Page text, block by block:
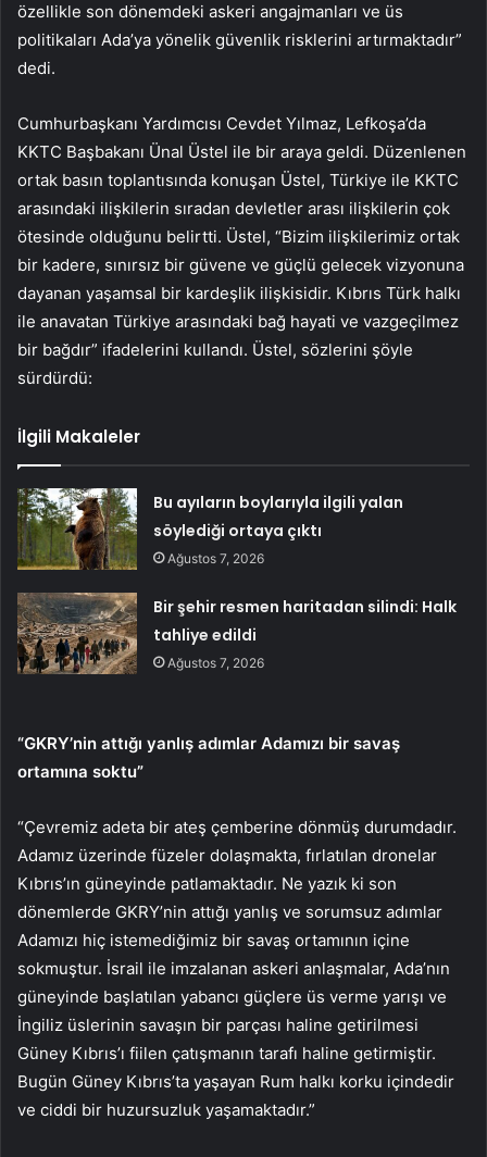
özellikle son dönemdeki askeri angajmanları ve üs
politikaları Ada’ya yönelik güvenlik risklerini artırmaktadır”
dedi.
Cumhurbaşkanı Yardımcısı Cevdet Yılmaz, Lefkoşa’da
KKTC Başbakanı Ünal Üstel ile bir araya geldi. Düzenlenen
ortak basın toplantısında konuşan Üstel, Türkiye ile KKTC
arasındaki ilişkilerin sıradan devletler arası ilişkilerin çok
ötesinde olduğunu belirtti. Üstel, “Bizim ilişkilerimiz ortak
bir kadere, sınırsız bir güvene ve güçlü gelecek vizyonuna
dayanan yaşamsal bir kardeşlik ilişkisidir. Kıbrıs Türk halkı
ile anavatan Türkiye arasındaki bağ hayati ve vazgeçilmez
bir bağdır” ifadelerini kullandı. Üstel, sözlerini şöyle
sürdürdü:
İlgili Makaleler
Bu ayıların boylarıyla ilgili yalan
söylediği ortaya çıktı
Ağustos 7, 2026
Bir şehir resmen haritadan silindi: Halk
tahliye edildi
Ağustos 7, 2026
“GKRY’nin attığı yanlış adımlar Adamızı bir savaş
ortamına soktu”
“Çevremiz adeta bir ateş çemberine dönmüş durumdadır.
Adamız üzerinde füzeler dolaşmakta, fırlatılan dronelar
Kıbrıs’ın güneyinde patlamaktadır. Ne yazık ki son
dönemlerde GKRY’nin attığı yanlış ve sorumsuz adımlar
Adamızı hiç istemediğimiz bir savaş ortamının içine
sokmuştur. İsrail ile imzalanan askeri anlaşmalar, Ada’nın
güneyinde başlatılan yabancı güçlere üs verme yarışı ve
İngiliz üslerinin savaşın bir parçası haline getirilmesi
Güney Kıbrıs’ı fiilen çatışmanın tarafı haline getirmiştir.
Bugün Güney Kıbrıs’ta yaşayan Rum halkı korku içindedir
ve ciddi bir huzursuzluk yaşamaktadır.”